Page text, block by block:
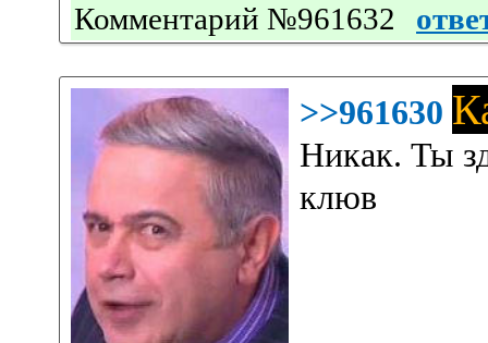
Комментарий №961632
>>961630
Никак. Ты
клюв